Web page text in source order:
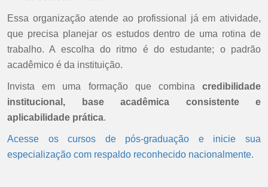
Essa organização atende ao profissional já em atividade,
que precisa planejar os estudos dentro de uma rotina de
trabalho. A escolha do ritmo é do estudante; o padrão
acadêmico é da instituição.
Invista em uma formação que combina credibilidade
institucional, base acadêmica consistente e
aplicabilidade prática.
Acesse os cursos de pós-graduação e inicie sua
especialização com respaldo reconhecido nacionalmente.